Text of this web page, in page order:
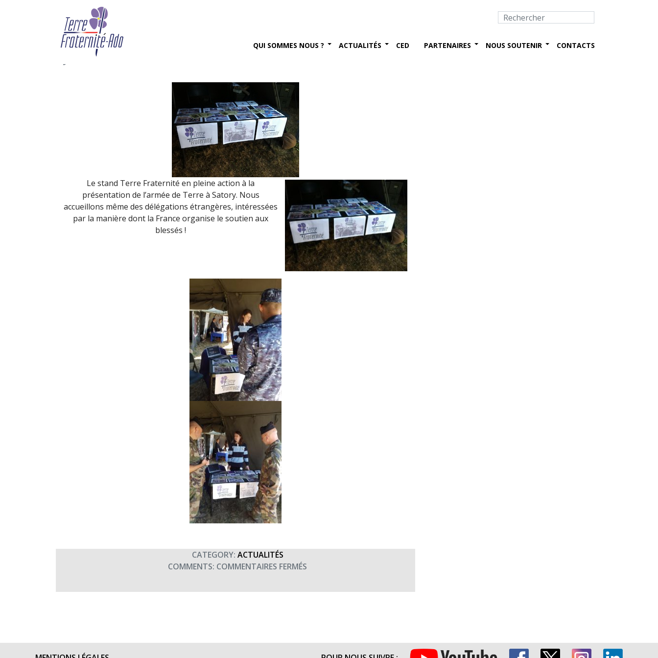
QUI SOMMES NOUS ? ACTUALITÉS CED PARTENAIRES NOUS SOUTENIR CONTACTS
Terre Fraternité à la présentation IHEDN de
l’armée de terre à Satory (4 octobre 2018)
By Terre Fraternité,
Le stand Terre Fraternité en pleine action à la
présentation de l’armée de Terre à Satory. Nous
accueillons même des délégations étrangères, intéressées
par la manière dont la France organise le soutien aux
blessés !
CATEGORY: ACTUALITÉS
COMMENTS: COMMENTAIRES FERMÉS
FRATERNITÉ